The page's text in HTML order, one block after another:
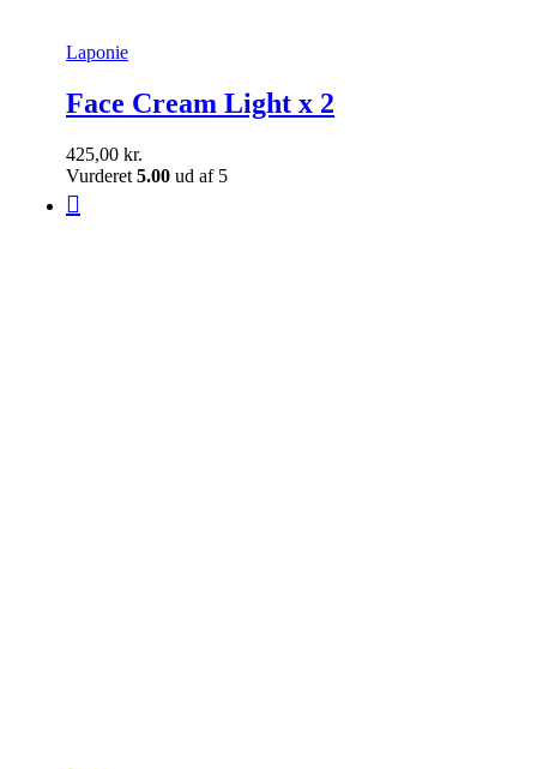
Laponie
Face Cream Light x 2
425,00 kr.
Vurderet 5.00 ud af 5